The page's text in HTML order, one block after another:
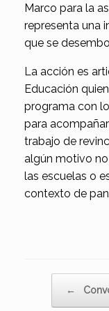
Marco para la
representa una
que se
La acción es
Educación
programa con
para
trabajo de
algún motivo
las escuelas o
contexto de
←